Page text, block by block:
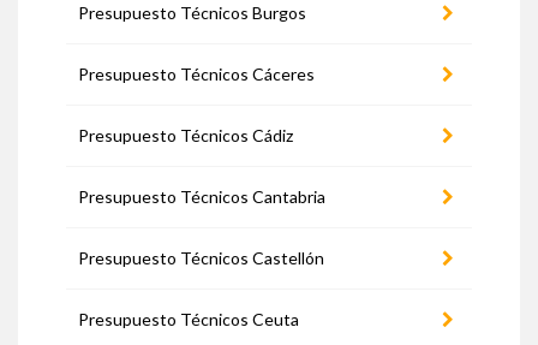
Presupuesto Técnicos Burgos
Presupuesto Técnicos Cáceres
Presupuesto Técnicos Cádiz
Presupuesto Técnicos Cantabria
Presupuesto Técnicos Castellón
Presupuesto Técnicos Ceuta